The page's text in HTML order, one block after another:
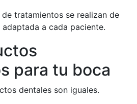
tratamientos se realizan de
a cada paciente.
para tu boca
dentales son iguales.